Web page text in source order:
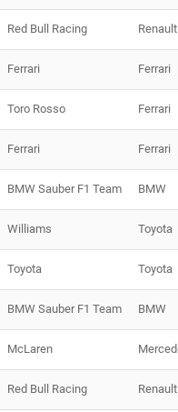
Red Bull Racing Renault
Ferrari Ferrari
Toro Rosso Ferrari
Ferrari Ferrari
BMW Sauber F1 Team BMW
Williams Toyota
Toyota Toyota
BMW Sauber F1 Team BMW
McLaren
Red Bull Racing Renault